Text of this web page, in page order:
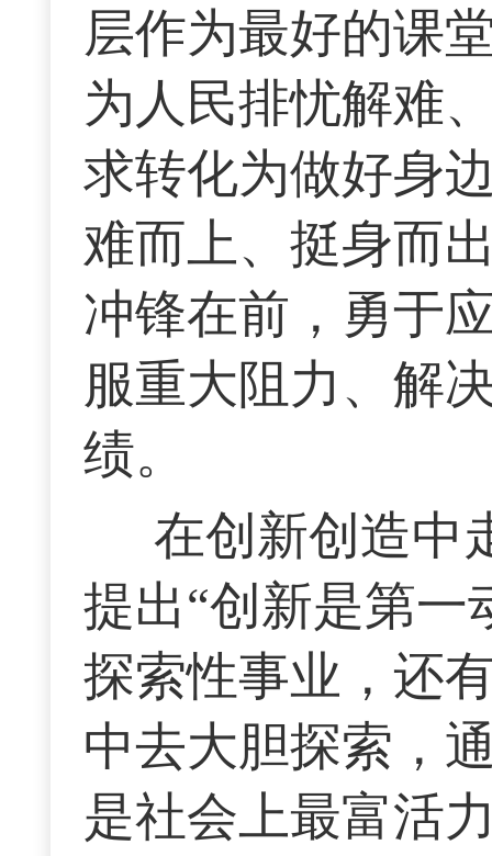
层作为最好的课
为人民排忧解难
求转化为做好身
难而上、挺身而
冲锋在前，勇于
服重大阻力、解
绩。
在创新创造中
提出“创新是第一
探索性事业，还
中去大胆探索，
是社会上最富活